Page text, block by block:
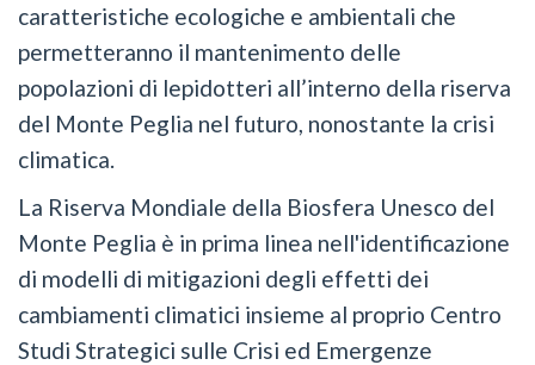
caratteristiche ecologiche e ambientali che
permetteranno il mantenimento delle
popolazioni di lepidotteri all’interno della riserva
del Monte Peglia nel futuro, nonostante la crisi
climatica.
La Riserva Mondiale della Biosfera Unesco del
Monte Peglia è in prima linea nell'identificazione
di modelli di mitigazioni degli effetti dei
cambiamenti climatici insieme al proprio Centro
Studi Strategici sulle Crisi ed Emergenze